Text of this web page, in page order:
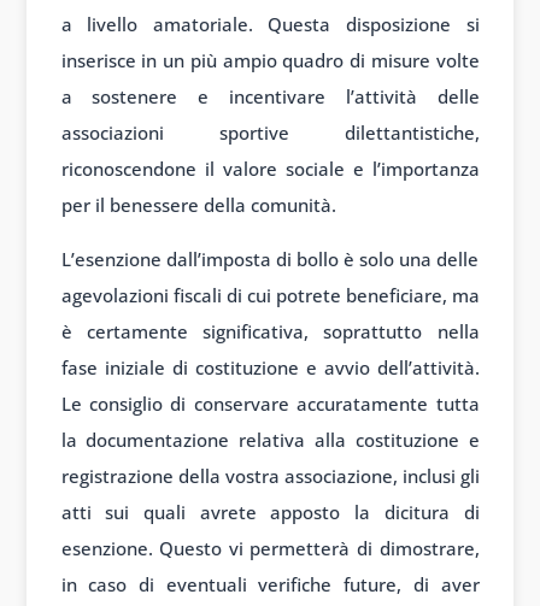
a livello amatoriale. Questa disposizione si
inserisce in un più ampio quadro di misure volte
a sostenere e incentivare l’attività delle
associazioni sportive dilettantistiche,
riconoscendone il valore sociale e l’importanza
per il benessere della comunità.
L’esenzione dall’imposta di bollo è solo una delle
agevolazioni fiscali di cui potrete beneficiare, ma
è certamente significativa, soprattutto nella
fase iniziale di costituzione e avvio dell’attività.
Le consiglio di conservare accuratamente tutta
la documentazione relativa alla costituzione e
registrazione della vostra associazione, inclusi gli
atti sui quali avrete apposto la dicitura di
esenzione. Questo vi permetterà di dimostrare,
in caso di eventuali verifiche future, di aver